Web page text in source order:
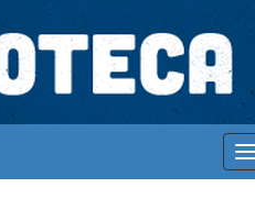
Acervo Abong Educação